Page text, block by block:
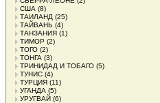
США (8)
ТАИЛАНД (25)
ТАЙВАНЬ (4)
ТАНЗАНИЯ (1)
ТИМОР (2)
ТОГО (2)
ТОНГА (3)
ТРИНИДАД И ТОБАГО (5)
ТУНИС (4)
ТУРЦИЯ (11)
УГАНДА (5)
УРУГВАЙ (6)